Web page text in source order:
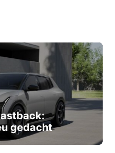
gedacht